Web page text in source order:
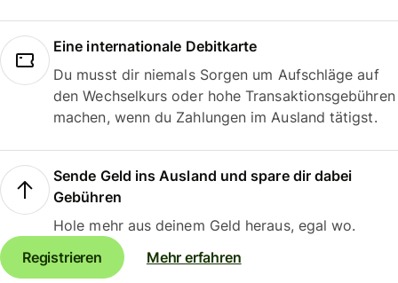
Eine internationale Debitkarte
Du musst dir niemals Sorgen um Aufschläge auf
den Wechselkurs oder hohe Transaktionsgebühren
machen, wenn du Zahlungen im Ausland tätigst.
Sende Geld ins Ausland und spare dir dabei
Gebühren
Hole mehr aus deinem Geld heraus, egal wo.
Registrieren
Mehr erfahren